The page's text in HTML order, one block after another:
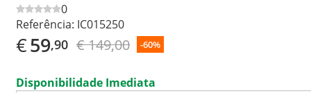
0
Referência: IC015250
€59,90 € 149,00 -60%
Disponibilidade Imediata